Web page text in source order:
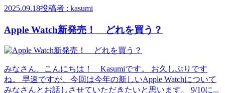
2025.09.18投稿者 : kasumi
Apple Watch新発売！ どれを買う？
みなさん、こんにちは！ Kasumiです。 お久しぶりです
ね。 早速ですが、今回は今年の新しいApple Watchについて
みなさんとお話しさせていただきたいと思います。 9/10に...